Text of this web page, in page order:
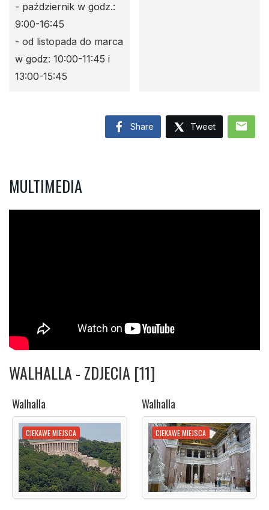
- październik w godz.:
9:00-16:45
- od listopada do marca
w godz: 10:00-11:45 i
13:00-15:45
Share Tweet mail
MULTIMEDIA
WALHALLA - ZDJECIA [11]
Walhalla
CIEKAWE MIEJSCA
Walhalla
CIEKAWE MIEJSCA